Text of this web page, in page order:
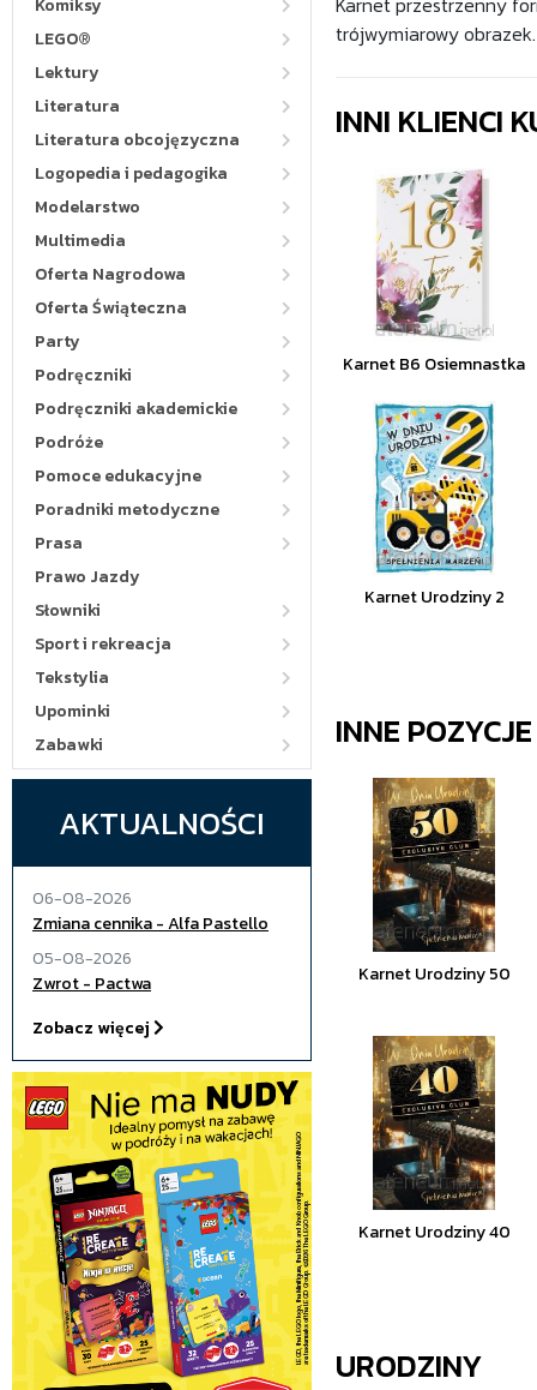
Komiksy
LEGO®
Lektury
Literatura
Literatura obcojęzyczna
Logopedia i pedagogika
Modelarstwo
Multimedia
Oferta Nagrodowa
Oferta Świąteczna
Party
Podręczniki
Podręczniki akademickie
Podróże
Pomoce edukacyjne
Poradniki metodyczne
Prasa
Prawo Jazdy
Słowniki
Sport i rekreacja
Tekstylia
Upominki
Zabawki
AKTUALNOŚCI
06-08-2026
Zmiana cennika - Alfa Pastello
05-08-2026
Zwrot - Pactwa
Zobacz więcej
trójwymiarowy obrazek.
INNI KLIENCI
Karnet B6 Osiemnastka
Karnet Urodziny 2
INNE
Karnet Urodziny 50
Karnet Urodziny 40
URODZINY